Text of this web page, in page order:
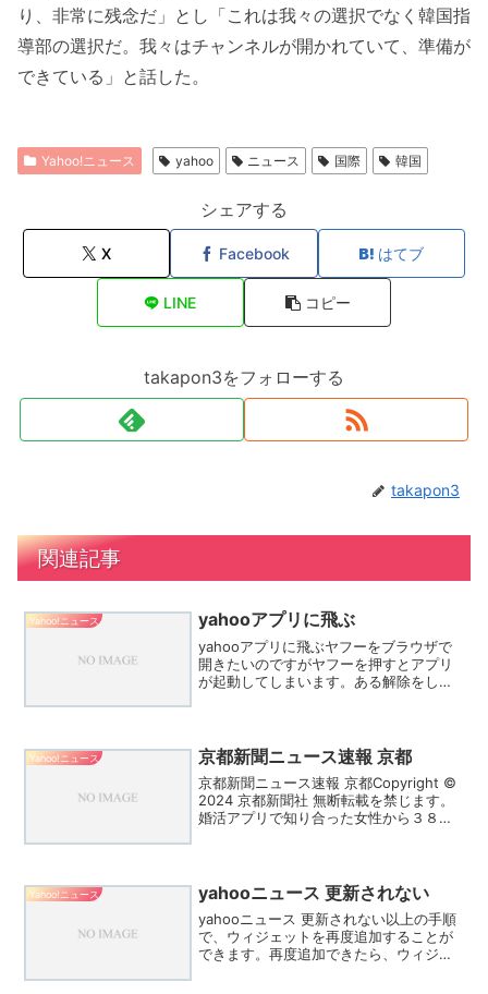
り、非常に残念だ」とし「これは我々の選択でなく韓国指
導部の選択だ。我々はチャンネルが開かれていて、準備が
できている」と話した。
Yahoo!ニュース yahoo ニュース 国際 韓国
シェアする
X Facebook はてブ
LINE コピー
takapon3をフォローする
takapon3
関連記事
Yahoo!ニュース yahooアプリに飛ぶ
yahooアプリに飛ぶヤフーをブラウザで
開きたいのですがヤフーを押すとアプリ
が起動してしまいます。ある解除をした
うやればいいです...
Yahoo!ニュース 京都新聞ニュース速報 京都
京都新聞ニュース速報 京都Copyright ©
2024 京都新聞社 無断転載を禁じます。
婚活アプリで知り合った女性から３８０
容...
Yahoo!ニュース yahooニュース 更新されない
yahooニュース 更新されない以上の手順
で、ウィジェットを再度追加することが
できます。再度追加できたら、ウィジェ